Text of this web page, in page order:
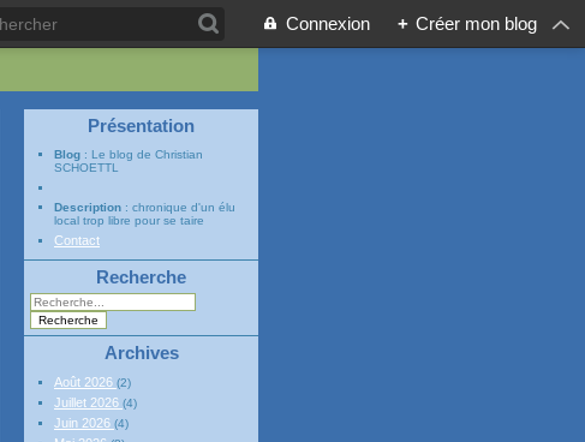
Connexion + Créer mon blog
Présentation
Blog : Le blog de Christian
SCHOETTL
Description : chronique d'un élu
local trop libre pour se taire
Contact
Recherche
Archives
Août 2026 (2)
Juillet 2026 (4)
Juin 2026 (4)